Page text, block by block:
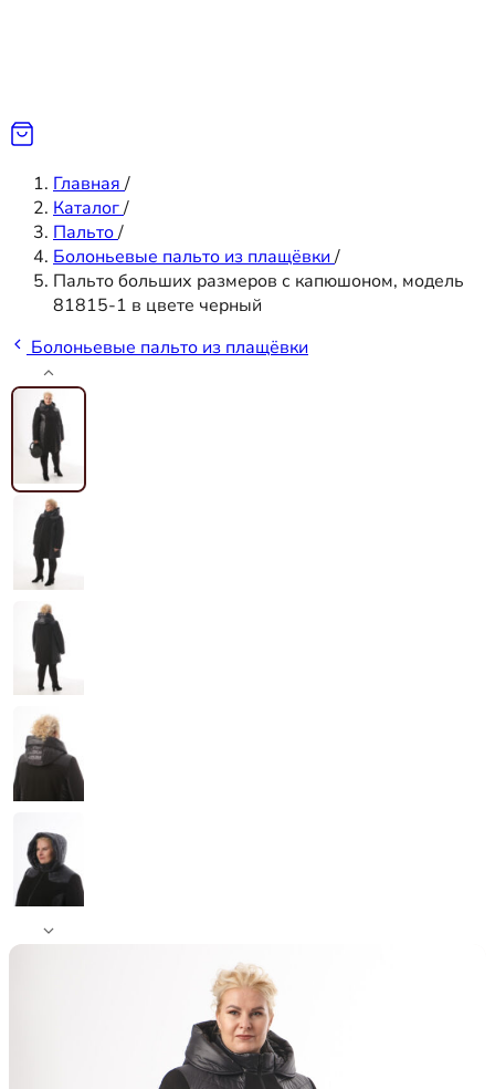
Главная /
Каталог/
Пальто/
Болоньевые пальто из плащёвки /
Пальто больших размеров с капюшоном, модель
81815-1 в цвете черный
Болоньевые пальто из плащёвки